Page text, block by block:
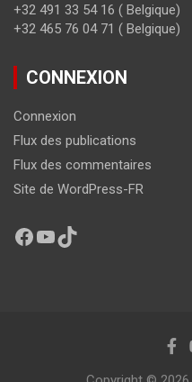
+32 491 33 54 16 ( Belgique)
+32 465 76 04 71 ( Belgique)
CONNEXION
Connexion
Flux des publications
Flux des commentaires
Site de WordPress-FR